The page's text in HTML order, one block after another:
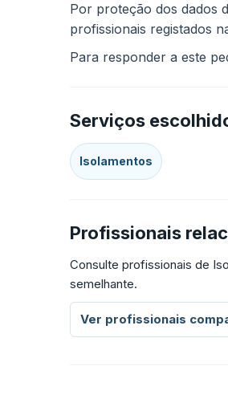
Por proteção dos dados
profissionais registados
Para responder a este
Serviços
Isolamentos
Profissionais
Consulte profissionais de
semelhante.
Ver profissionais